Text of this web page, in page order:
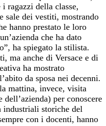
ragazzi della classe,
sale dei vestiti, mostrando
hanno prestato le loro
che ha dato
ha spiegato la stilista.
ma anche di Versace e di
ha mostrato
da sposa nei decenni.
mattina, invece, visita
per conoscere
industriali storiche del
con i docenti, hanno